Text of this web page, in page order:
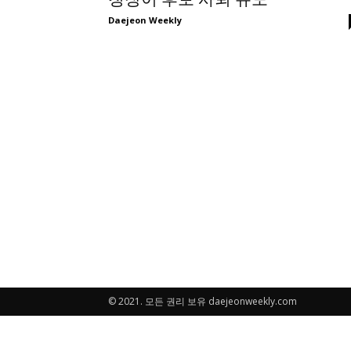
Daejeon Weekly
© 2021. 모든 권리 보유 daejeonweekly.com